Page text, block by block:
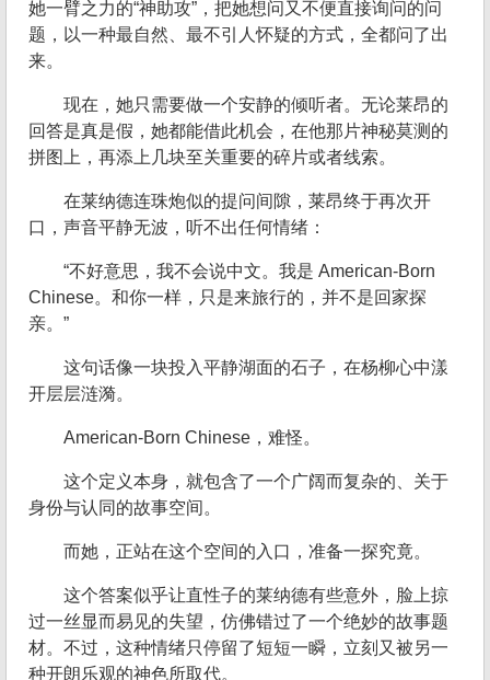
她一臂之力的“神助攻”，把她想问又不便直接询问的问
题，以一种最自然、最不引人怀疑的方式，全都问了出
来。
现在，她只需要做一个安静的倾听者。无论莱昂的
回答是真是假，她都能借此机会，在他那片神秘莫测的
拼图上，再添上几块至关重要的碎片或者线索。
在莱纳德连珠炮似的提问间隙，莱昂终于再次开
口，声音平静无波，听不出任何情绪：
“不好意思，我不会说中文。我是 American-Born
Chinese。和你一样，只是来旅行的，并不是回家探
亲。”
这句话像一块投入平静湖面的石子，在杨柳心中漾
开层层涟漪。
American-Born Chinese，难怪。
这个定义本身，就包含了一个广阔而复杂的、关于
身份与认同的故事空间。
而她，正站在这个空间的入口，准备一探究竟。
这个答案似乎让直性子的莱纳德有些意外，脸上掠
过一丝显而易见的失望，仿佛错过了一个绝妙的故事题
材。不过，这种情绪只停留了短短一瞬，立刻又被另一
种开朗乐观的神色所取代。